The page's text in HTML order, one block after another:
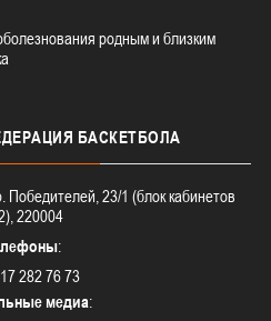
родным и близким
БАСКЕТБОЛА
Победителей, 23/1 (блок кабинетов
220004
:
282 76 73
медиа: